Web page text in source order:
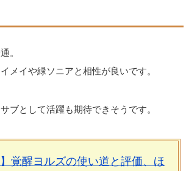
。
メイや緑ソニアと相性が良いです。
ブとして活躍も期待できそうです。
】覚醒ヨルズの使い道と評価、ほ